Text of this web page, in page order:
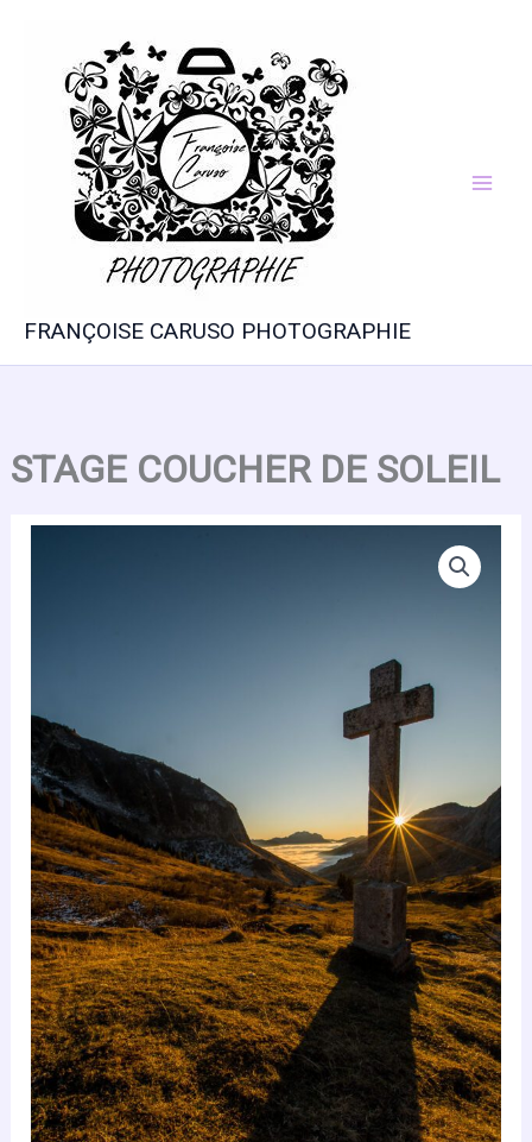
contenu
FRANÇOISE CARUSO PHOTOGRAPHIE
STAGE COUCHER DE SOLEIL